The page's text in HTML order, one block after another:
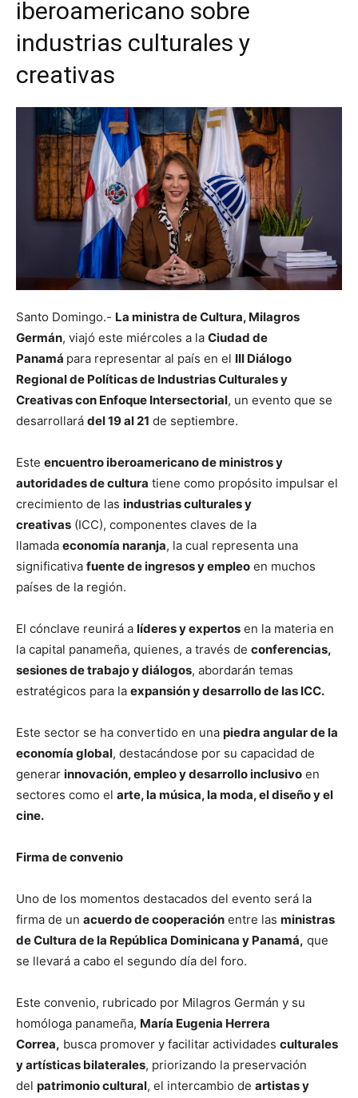
iberoamericano sobre
industrias culturales y
creativas
Santo Domingo.- La ministra de Cultura, Milagros
Germán, viajó este miércoles a la Ciudad de
Panamá para representar al país en el III Diálogo
Regional de Políticas de Industrias Culturales y
Creativas con Enfoque Intersectorial, un evento que se
desarrollará del 19 al 21 de septiembre.
Este encuentro iberoamericano de ministros y
autoridades de cultura tiene como propósito impulsar el
crecimiento de las industrias culturales y
creativas (ICC), componentes claves de la
llamada economía naranja, la cual representa una
significativa fuente de ingresos y empleo en muchos
países de la región.
El cónclave reunirá a líderes y expertos en la materia en
la capital panameña, quienes, a través de conferencias,
sesiones de trabajo y diálogos, abordarán temas
estratégicos para la expansión y desarrollo de las ICC.
Este sector se ha convertido en una piedra angular de la
economía global, destacándose por su capacidad de
generar innovación, empleo y desarrollo inclusivo en
sectores como el arte, la música, la moda, el diseño y el
cine.
Firma de convenio
Uno de los momentos destacados del evento será la
firma de un acuerdo de cooperación entre las ministras
de Cultura de la República Dominicana y Panamá, que
se llevará a cabo el segundo día del foro.
Este convenio, rubricado por Milagros Germán y su
homóloga panameña, María Eugenia Herrera
Correa, busca promover y facilitar actividades culturales
y artísticas bilaterales, priorizando la preservación
del patrimonio cultural, el intercambio de artistas y